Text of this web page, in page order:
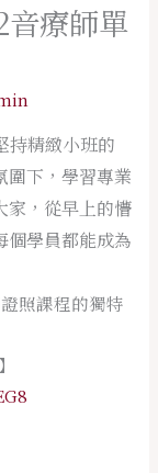
療師單
持精緻小班的
圍下，學習專業
家，從早上的懵
個學員都能成為
照課程的獨特